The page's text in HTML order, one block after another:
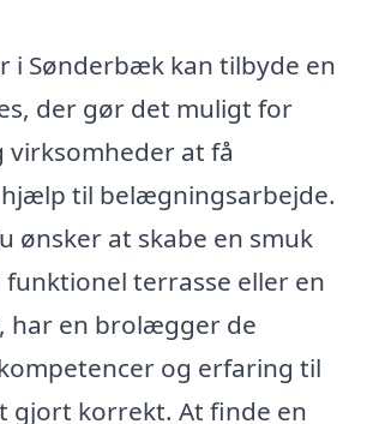
i Sønderbæk kan tilbyde en
der gør det muligt for
virksomheder at få
til belægningsarbejde.
ønsker at skabe en smuk
terrasse eller en
har en brolægger de
og erfaring til
gjort korrekt. At finde en